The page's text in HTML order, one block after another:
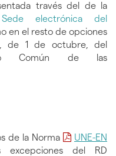
través del de la
electrónica del
en el resto de opciones
de 1 de octubre, del
Común de las
de la Norma
UNE-EN
excepciones del RD